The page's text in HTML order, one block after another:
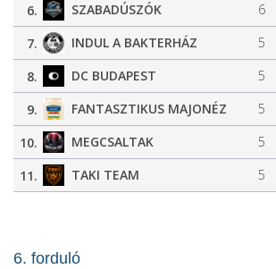
6.
SZABADÚSZÓK 6
7.
INDUL A BAKTERHÁZ 5
8.
DC BUDAPEST 5
9.
FANTASZTIKUS MAJONÉZ 5
10.
MEGCSALTAK 5
11.
TAKI TEAM 5
6. forduló